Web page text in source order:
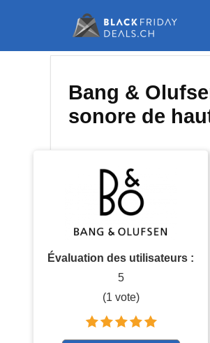
Bang &
sonore de
Évaluation des utilisateurs :
5
(1 vote)